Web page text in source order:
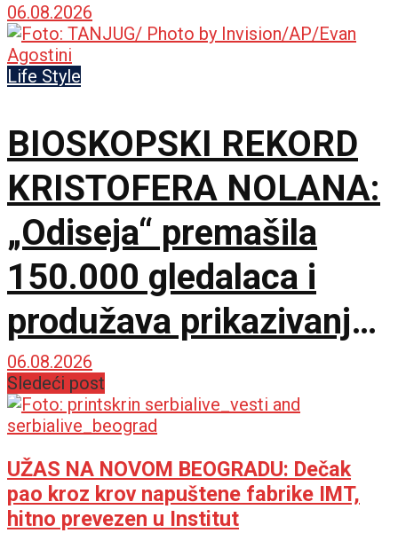
06.08.2026
Life Style
BIOSKOPSKI REKORD
KRISTOFERA NOLANA:
„Odiseja“ premašila
150.000 gledalaca i
produžava prikazivanje
u IMAX dvorani
06.08.2026
Sledeći post
UŽAS NA NOVOM BEOGRADU: Dečak
pao kroz krov napuštene fabrike IMT,
hitno prevezen u Institut